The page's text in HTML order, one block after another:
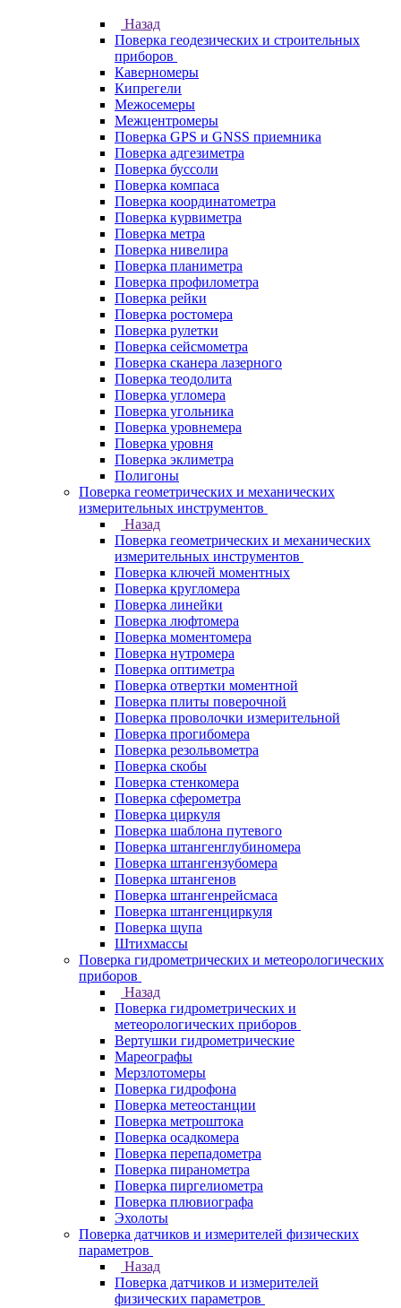
Назад
Поверка геодезических и строительных
приборов
Каверномеры
Кипрегели
Межосемеры
Межцентромеры
Поверка GPS и GNSS приемника
Поверка адгезиметра
Поверка буссоли
Поверка компаса
Поверка координатометра
Поверка курвиметра
Поверка метра
Поверка нивелира
Поверка планиметра
Поверка профилометра
Поверка рейки
Поверка ростомера
Поверка рулетки
Поверка сейсмометра
Поверка сканера лазерного
Поверка теодолита
Поверка угломера
Поверка угольника
Поверка уровнемера
Поверка уровня
Поверка эклиметра
Полигоны
Поверка геометрических и механических
измерительных инструментов
Назад
Поверка геометрических и механических
измерительных инструментов
Поверка ключей моментных
Поверка кругломера
Поверка линейки
Поверка люфтомера
Поверка моментомера
Поверка нутромера
Поверка оптиметра
Поверка отвертки моментной
Поверка плиты поверочной
Поверка проволочки измерительной
Поверка прогибомера
Поверка резольвометра
Поверка скобы
Поверка стенкомера
Поверка сферометра
Поверка циркуля
Поверка шаблона путевого
Поверка штангенглубиномера
Поверка штангензубомера
Поверка штангенов
Поверка штангенрейсмаса
Поверка штангенциркуля
Поверка щупа
Штихмассы
Поверка гидрометрических и метеорологических
приборов
Назад
Поверка гидрометрических и
метеорологических приборов
Вертушки гидрометрические
Мареографы
Мерзлотомеры
Поверка гидрофона
Поверка метеостанции
Поверка метроштока
Поверка осадкомера
Поверка перепадометра
Поверка пиранометра
Поверка пиргелиометра
Поверка плювиографа
Эхолоты
Поверка датчиков и измерителей физических
параметров
Назад
Поверка датчиков и измерителей
физических параметров